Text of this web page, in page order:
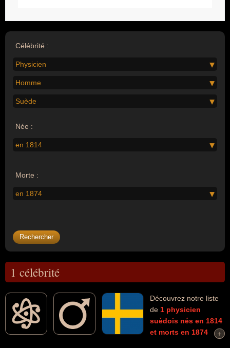
Célébrité :
Physicien
Homme
Suède
Née :
en 1814
Morte :
en 1874
1 célébrité
Découvrez notre liste
de 1 physicien
suèdois nés en 1814
et morts en 1874
+
+